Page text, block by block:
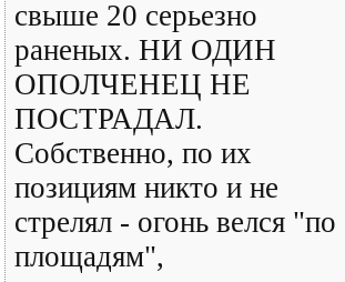
свыше 20 серьезно
раненых. НИ ОДИН
ОПОЛЧЕНЕЦ НЕ
ПОСТРАДАЛ.
Собственно, по их
позициям никто и не
стрелял - огонь велся "по
площадям",